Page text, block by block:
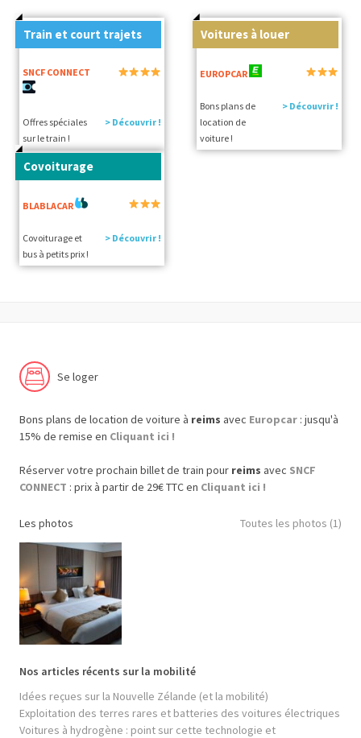
Train et court trajets
SNCF CONNECT
Offres spéciales
sur le train !
> Découvrir !
Voitures à louer
EUROPCAR
Bons plans de
location de
voiture !
> Découvrir !
Covoiturage
BLABLACAR
Covoiturage et
bus à petits prix !
> Découvrir !
Se loger
Bons plans de location de voiture à reims avec Europcar : jusqu'à
15% de remise en Cliquant ici !
Réserver votre prochain billet de train pour reims avec SNCF
CONNECT : prix à partir de 29€ TTC en Cliquant ici !
Les photos Toutes les photos (1)
Nos articles récents sur la mobilité
Idées reçues sur la Nouvelle Zélande (et la mobilité)
Exploitation des terres rares et batteries des voitures électriques
Voitures à hydrogène : point sur cette technologie et